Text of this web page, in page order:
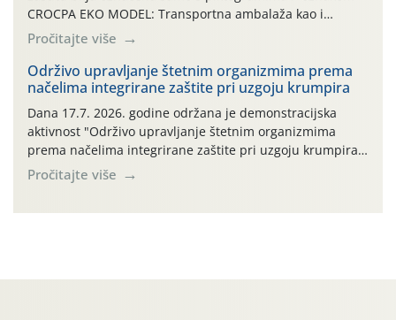
CROCPA EKO MODEL: Transportna ambalaža kao i
ambalaža drugih proizvoda koji nisu sredstva za zaštitu
bilja (npr. ambalaža od mineralnih gnojiva,) se ne
prihvaća. Korisnicima je osiguran besplatni povrat
prazne ambalaže isključivo ovih tvrtki: AGROCHEM-MAKS,
AGRONOM, ALBAUGH TKI* (PINUS […]
Pročitajte više
Održivo upravljanje štetnim organizmima prema
načelima integrirane zaštite pri uzgoju krumpira
Dana 17.7. 2026. godine održana je demonstracijska
aktivnost "Održivo upravljanje štetnim organizmima
prema načelima integrirane zaštite pri uzgoju krumpira"
na pokusnom polju "Poredje", kraj naselja Belica (ARKOD
parcela ID 2445031) (središnji dio Međimurske županije).
Pročitajte više